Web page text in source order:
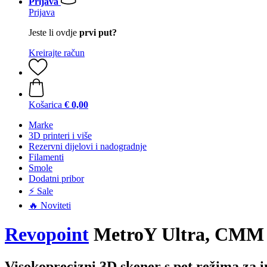
Prijava
Jeste li ovdje prvi put?
Kreirajte račun
Košarica € 0,00
Marke
3D printeri i više
Rezervni dijelovi i nadogradnje
Filamenti
Smole
Dodatni pribor
⚡ Sale
🔥 Noviteti
Revopoint MetroY Ultra,